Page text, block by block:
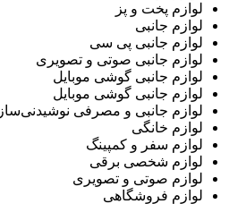
لوازم پخت و پز
لوازم جانبی
لوازم جانبی پی سی
لوازم جانبی صوتی و تصویری
لوازم جانبی گوشی موبایل
لوازم جانبی گوشی موبایل
لوازم جانبی و مصرفی نوشیدنی‌ساز
لوازم خانگی
لوازم سفر و کمپینگ
لوازم شخصی برقی
لوازم صوتی و تصویری
لوازم فروشگاهی